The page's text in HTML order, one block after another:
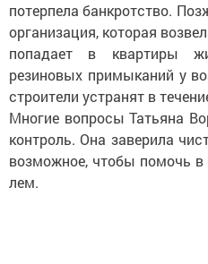
потерпела банкротство.
организация, которая
попадает в квартиры
резиновых примыканий у
строители устранят в
Многие вопросы Татьяна
контроль. Она заверила
возможное, чтобы помочь
лем.